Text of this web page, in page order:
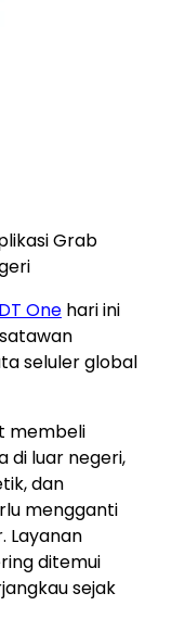
Grab
DT One hari ini
seluler global
membeli
di luar negeri,
dan
mengganti
Layanan
ditemui
sejak